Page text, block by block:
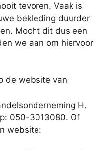
tevoren. Vaak is
bekleding duurder
Mocht dit dus een
we aan om hiervoor
de website van
H.
050-3013080. Of
website: